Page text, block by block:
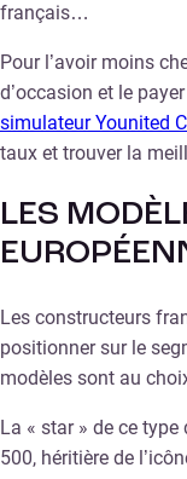
français…
Pour l’avoir moins
d’occasion et le
simulateur Younited
taux et trouver la
LES
Les constructeurs
positionner sur le
modèles sont au
La « star » de ce type
500, héritière de